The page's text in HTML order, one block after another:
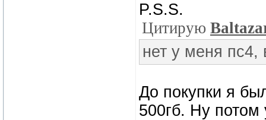
P.S.S.
Цитирую
нет у меня пс4,
До покупки я
500гб. Ну потом